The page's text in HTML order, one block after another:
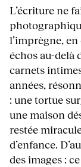
L’écriture ne
l’imprègne,
échos au-delà
carnets
années,
: une tortue
une maison
restée
d’enfance.
des images :